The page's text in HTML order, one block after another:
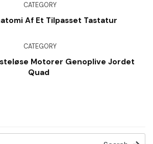
CATEGORY
Af Et Tilpasset Tastatur
CATEGORY
Motorer Genoplive Jordet
Quad